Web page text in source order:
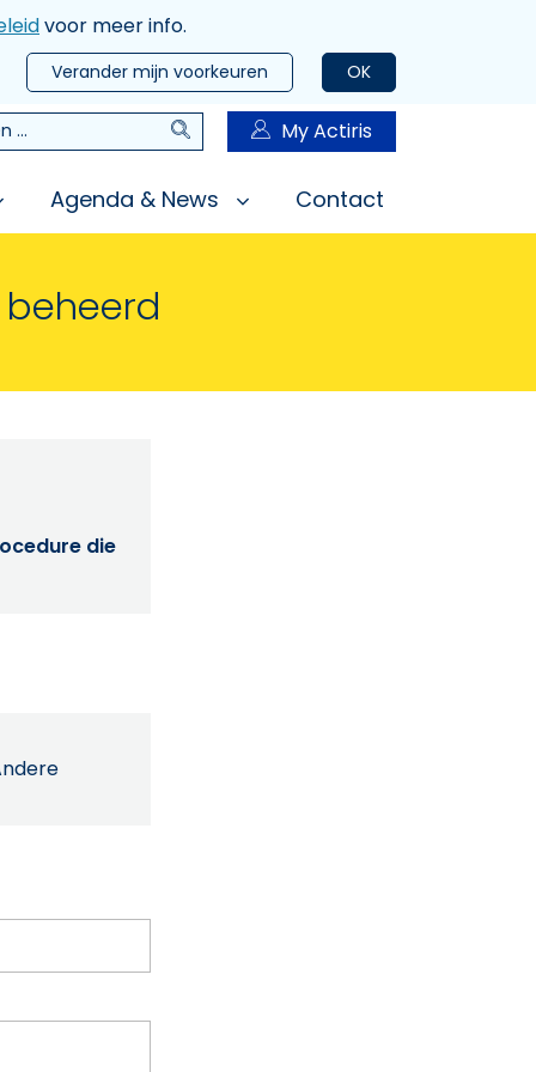
voor meer info.
OK
Verander mijn voorkeuren
Zoeken My Actiris
Agenda & News Contact
die